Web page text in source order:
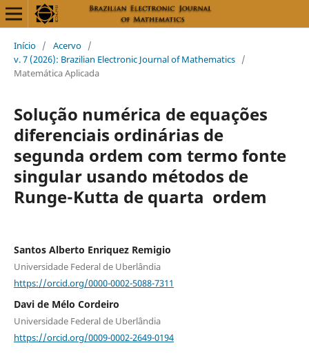
Início / Acervo /
v. 7 (2026): Brazilian Electronic Journal of Mathematics /
Matemática Aplicada
Solução numérica de equações
diferenciais ordinárias de
segunda ordem com termo fonte
singular usando métodos de
Runge-Kutta de quarta ordem
Santos Alberto Enriquez Remigio
Universidade Federal de Uberlândia
https://orcid.org/0000-0002-5088-7311
Davi de Mélo Cordeiro
Universidade Federal de Uberlândia
https://orcid.org/0009-0002-2649-0194